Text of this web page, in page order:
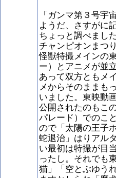
「ガンマ第３号宇
ようだ、さすがに
ちょっと調べまし
チャンピオンまつ
怪獣特撮メインの
ー）とアニメが並
あって双方ともメ
メからそのままも
いました。東映動
公開されたのもこ
パレード）でのこ
ので「太陽の王子
蛇退治」はりアル
い最初は特撮が目
ったし。それでも
猫」「空とぶゆう